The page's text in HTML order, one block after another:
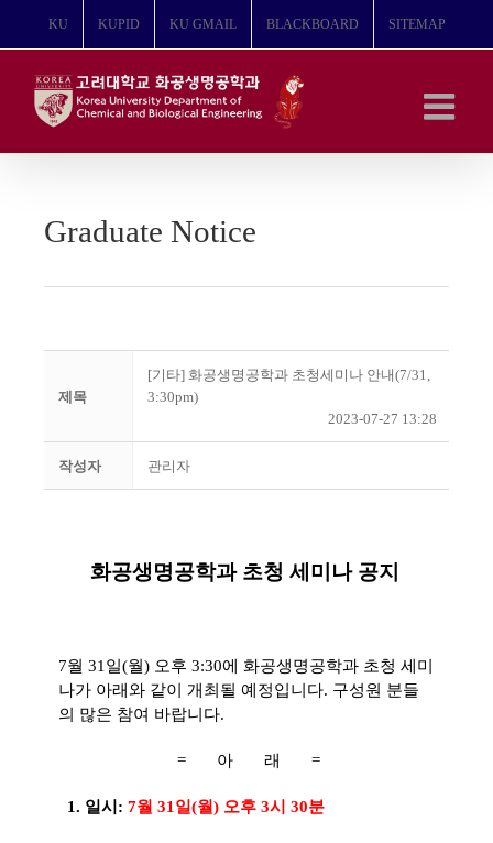
뛰
KU KUPID KU GMAIL BLACKBOARD SITEMAP
Graduate Notice
제목
[기타] 화공생명공학과 초청세미나 안내(7/31,
3:30pm)
2023-07-27 13:28
작성자 관리자
화공생명공학과 초청 세미나 공지
7월 31일(월) 오후 3:30에 화공생명공학과 초청 세미
나가 아래와 같이 개최될 예정입니다. 구성원 분들
의 많은 참여 바랍니다.
= 아 래 =
1. 일시: 7월 31일(월) 오후 3시 30분